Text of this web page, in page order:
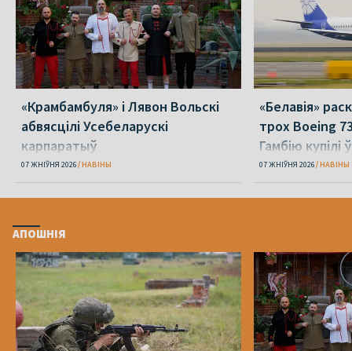
«Крамбамбуля» і Лявон Вольскі
абвясцілі Усебеларускі
карпаратыў
07 ЖНІЎНЯ 2026 НАВІНЫ
«Белавія»
трох Boeing
Гамбію купілі
07 ЖНІЎНЯ 2026 НАВІНЫ
АПОШНІЯ